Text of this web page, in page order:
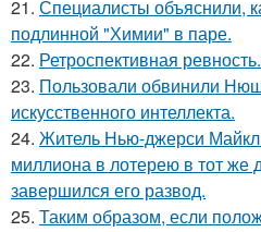
21. Специалисты объяснили,
подлинной "Химии" в паре.
22. Ретроспективная
23. Пользовали обвинили
искусственного интеллекта.
24. Житель Нью-джерси
миллиона в лотерею в тот же
завершился его развод.
25. Таким образом, если